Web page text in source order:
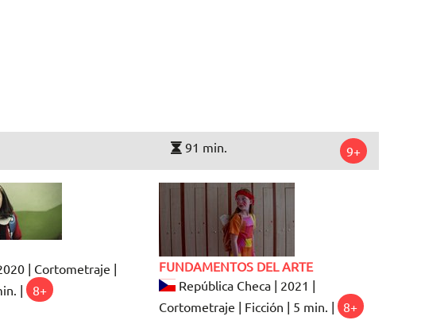
91 min. 9+
| Cortometraje |
|
8+
FUNDAMENTOS DEL ARTE
República Checa | 2021 |
Cortometraje | Ficción | 5 min. |
8+